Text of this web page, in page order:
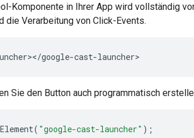
Komponente in Ihrer App wird vollständig
die Verarbeitung von Click-Events.
></google-cast-launcher
Sie den Button auch programmatisch
( "google-cast-launcher" );